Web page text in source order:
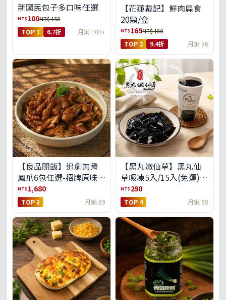
新國民包子多口味任選
NT$ 100NT$ 150
TOP 1 6.7折 月銷 100+
【花蓮戴記】鮮肉扁食
20顆/盒
NT$ 169NT$ 180
TOP 2 9.4折 月銷 86
【良品開飯】追劇無骨
鳳爪6包任選-招牌原味/
濃濃蒜香/過癮麻辣(免運
組)
NT$ 1,680
TOP 3 月銷 69
【黑丸嫩仙草】黑丸仙
草吸凍5入/15入(免運)
(預購中8/14出貨)
NT$ 290
TOP 4 月銷 58